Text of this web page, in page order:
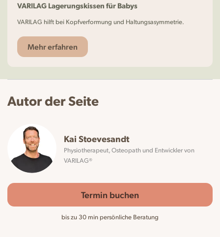
VARILAG Lagerungskissen für Babys
VARILAG hilft bei Kopfverformung und Haltungsasymmetrie.
Mehr erfahren
Autor der Seite
Kai Stoevesandt
Physiotherapeut, Osteopath und Entwickler von
VARILAG®
Termin buchen
bis zu 30 min persönliche Beratung